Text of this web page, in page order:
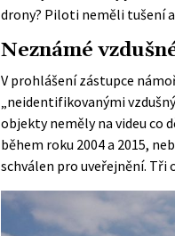
drony? Piloti neměli tušení
Neznámé
V prohlášení zástupce
„neidentifikovanými
objekty neměly na videu co
během roku 2004 a 2015,
schválen pro uveřejnění.